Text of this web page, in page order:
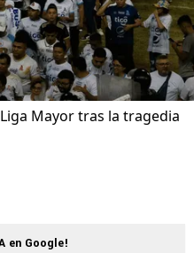
Mayor tras la tragedia
en Google!